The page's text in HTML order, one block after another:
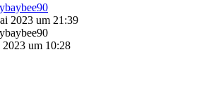
2023 um 21:39
2023 um 10:28